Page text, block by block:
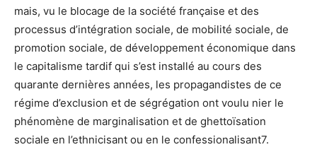
mais, vu le blocage de la société française et des
processus d’intégration sociale, de mobilité sociale, de
promotion sociale, de développement économique dans
le capitalisme tardif qui s’est installé au cours des
quarante dernières années, les propagandistes de ce
régime d’exclusion et de ségrégation ont voulu nier le
phénomène de marginalisation et de ghettoïsation
sociale en l’ethnicisant ou en le confessionalisant7.